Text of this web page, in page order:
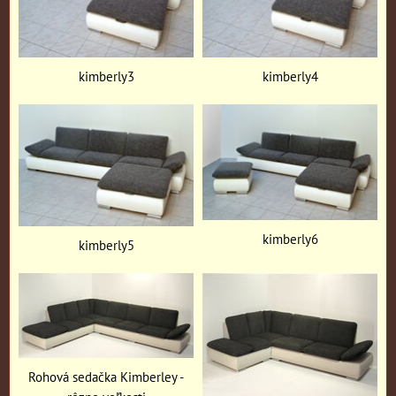
kimberly3 kimberly4
kimberly5 kimberly6
Rohová sedačka Kimberley -